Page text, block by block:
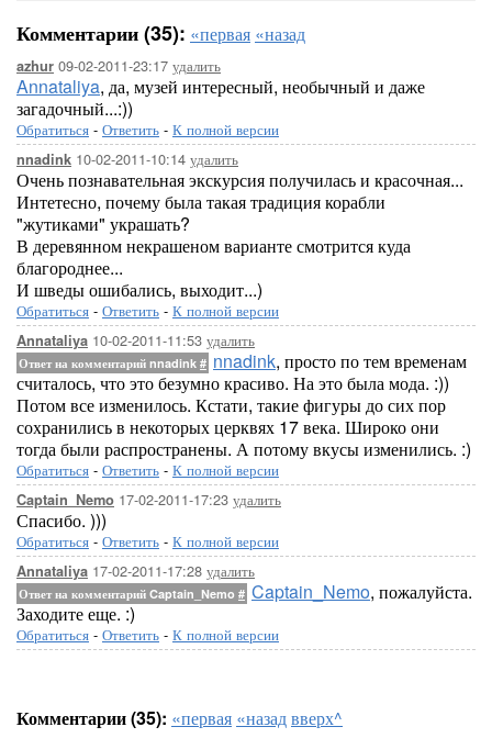
Комментарии (35): «первая «назад
azhur 09-02-2011-23:17 удалить
Annataliya, да, музей интересный, необычный и даже
загадочный...:))
Обратиться - Ответить - К полной версии
nnadink 10-02-2011-10:14 удалить
Очень познавательная экскурсия получилась и красочная...
Интетесно, почему была такая традиция корабли
"жутиками" украшать?
В деревянном некрашеном варианте смотрится куда
благороднее...
И шведы ошибались, выходит...)
Обратиться - Ответить - К полной версии
Annataliya 10-02-2011-11:53 удалить
Ответ на комментарий nnadink # nnadink, просто по тем временам
считалось, что это безумно красиво. На это была мода. :))
Потом все изменилось. Кстати, такие фигуры до сих пор
сохранились в некоторых церквях 17 века. Широко они
тогда были распространены. А потому вкусы изменились. :)
Обратиться - Ответить - К полной версии
Captain_Nemo 17-02-2011-17:23 удалить
Спасибо. )))
Обратиться - Ответить - К полной версии
Annataliya 17-02-2011-17:28 удалить
Ответ на комментарий Captain_Nemo # Captain_Nemo, пожалуйста.
Заходите еще. :)
Обратиться - Ответить - К полной версии
Комментарии (35): «первая «назадвверх^